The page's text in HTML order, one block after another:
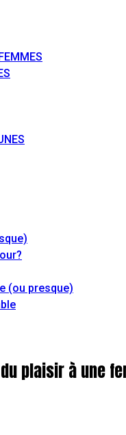
(ou presque)
plaisir à une